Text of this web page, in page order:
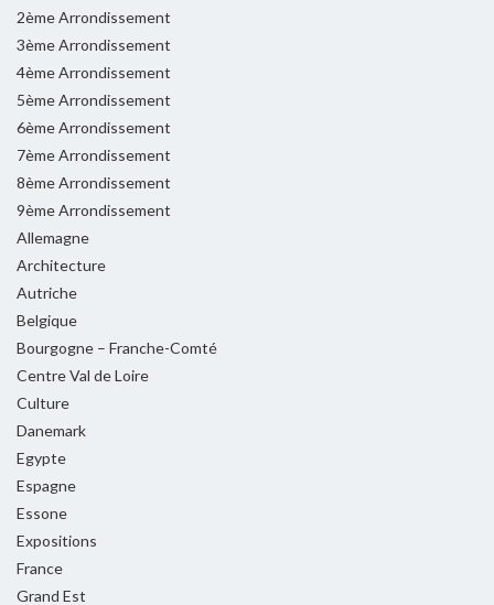
2ème Arrondissement
3ème Arrondissement
4ème Arrondissement
5ème Arrondissement
6ème Arrondissement
7ème Arrondissement
8ème Arrondissement
9ème Arrondissement
Allemagne
Architecture
Autriche
Belgique
Bourgogne – Franche-Comté
Centre Val de Loire
Culture
Danemark
Egypte
Espagne
Essone
Expositions
France
Grand Est